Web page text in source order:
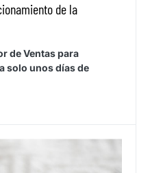
de la
de Ventas para
solo unos días de